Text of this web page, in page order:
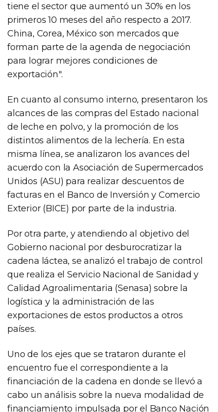
tiene el sector que aumentó un 30% en los
primeros 10 meses del año respecto a 2017.
China, Corea, México son mercados que
forman parte de la agenda de negociación
para lograr mejores condiciones de
exportación".
En cuanto al consumo interno, presentaron los
alcances de las compras del Estado nacional
de leche en polvo, y la promoción de los
distintos alimentos de la lechería. En esta
misma línea, se analizaron los avances del
acuerdo con la Asociación de Supermercados
Unidos (ASU) para realizar descuentos de
facturas en el Banco de Inversión y Comercio
Exterior (BICE) por parte de la industria.
Por otra parte, y atendiendo al objetivo del
Gobierno nacional por desburocratizar la
cadena láctea, se analizó el trabajo de control
que realiza el Servicio Nacional de Sanidad y
Calidad Agroalimentaria (Senasa) sobre la
logística y la administración de las
exportaciones de estos productos a otros
países.
Uno de los ejes que se trataron durante el
encuentro fue el correspondiente a la
financiación de la cadena en donde se llevó a
cabo un análisis sobre la nueva modalidad de
financiamiento impulsada por el Banco Nación